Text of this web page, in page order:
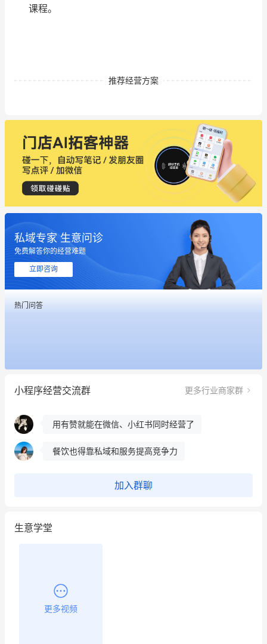
课程。
推荐经营方案
私域专家 生意问诊
免费解答你的经营难题
立即咨询
热门问答
小程序经营交流群 更多行业商家群
这个营销策划案例推荐大家看一下
用有赞就能在微信、小红书同时经营了
冰墩墩货源充足需要的联系我
这个营销策划案例推荐大家看一下
用有赞就能在微信、小红书同时经营了
餐饮也得靠私域和服务提高竞争力
加入群聊
生意学堂
更多视频